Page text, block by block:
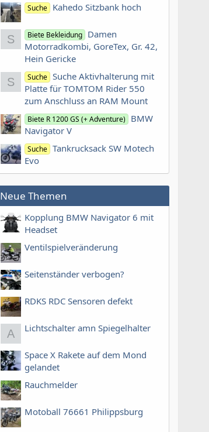
Suche Kahedo Sitzbank hoch
S Biete Bekleidung Damen
Motorradkombi, GoreTex, Gr. 42,
Hein Gericke
S Suche Suche Aktivhalterung mit
Platte für TOMTOM Rider 550
zum Anschluss an RAM Mount
Biete R 1200 GS (+ Adventure) BMW
Navigator V
Suche Tankrucksack SW Motech
Evo
Neue Themen
Kopplung BMW Navigator 6 mit
Headset
Ventilspielveränderung
Seitenständer verbogen?
RDKS RDC Sensoren defekt
A Lichtschalter amn Spiegelhalter
Space X Rakete auf dem Mond
gelandet
Rauchmelder
Motoball 76661 Philippsburg